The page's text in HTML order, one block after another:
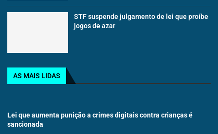
STF suspende julgamento de lei que proíbe
jogos de azar
AS MAIS LIDAS
Lei que aumenta punição a crimes digitais contra crianças é
sancionada